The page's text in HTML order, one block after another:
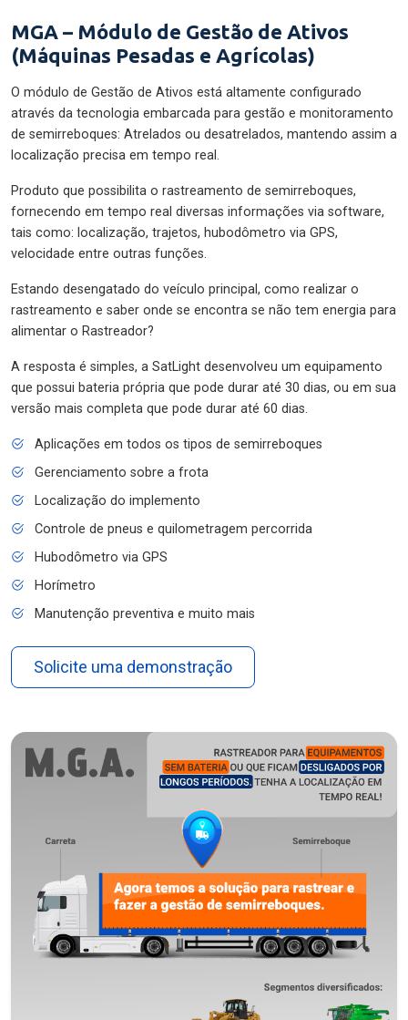
MGA – Módulo de Gestão de Ativos
(Máquinas Pesadas e Agrícolas)
O módulo de Gestão de Ativos está altamente configurado
através da tecnologia embarcada para gestão e monitoramento
de semirreboques: Atrelados ou desatrelados, mantendo assim a
localização precisa em tempo real.
Produto que possibilita o rastreamento de semirreboques,
fornecendo em tempo real diversas informações via software,
tais como: localização, trajetos, hubodômetro via GPS,
velocidade entre outras funções.
Estando desengatado do veículo principal, como realizar o
rastreamento e saber onde se encontra se não tem energia para
alimentar o Rastreador?
A resposta é simples, a SatLight desenvolveu um equipamento
que possui bateria própria que pode durar até 30 dias, ou em sua
versão mais completa que pode durar até 60 dias.
Aplicações em todos os tipos de semirreboques
Gerenciamento sobre a frota
Localização do implemento
Controle de pneus e quilometragem percorrida
Hubodômetro via GPS
Horímetro
Manutenção preventiva e muito mais
Solicite uma demonstração